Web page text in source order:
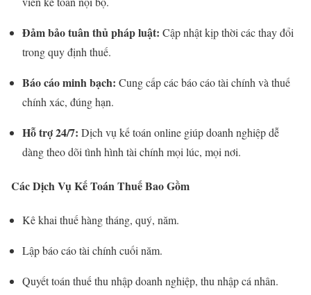
Đảm bảo tuân thủ pháp luật: Cập nhật kịp thời các thay đổi
trong quy định thuế.
Báo cáo minh bạch: Cung cấp các báo cáo tài chính và thuế
chính xác, đúng hạn.
Hỗ trợ 24/7: Dịch vụ kế toán online giúp doanh nghiệp dễ
dàng theo dõi tình hình tài chính mọi lúc, mọi nơi.
Các Dịch Vụ Kế Toán Thuế Bao Gồm
Kê khai thuế hàng tháng, quý, năm.
Lập báo cáo tài chính cuối năm.
Quyết toán thuế thu nhập doanh nghiệp, thu nhập cá nhân.